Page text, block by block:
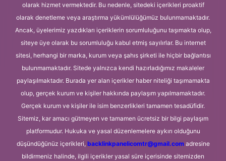
olarak hizmet vermektedir. Bu nedenle, sitedeki içerikleri proaktif
olarak denetleme veya araştırma yükümlülüğümüz bulunmamaktadır.
Ancak, üyelerimiz yazdıkları içeriklerin sorumluluğunu taşımakta olup,
siteye üye olarak bu sorumluluğu kabul etmiş sayılırlar. Bu internet
sitesi, herhangi bir marka, kurum veya şahıs şirketi ile hiçbir bağlantısı
bulunmamaktadır. Sitede yalnızca kendi hazırladığımız makaleler
paylaşılmaktadır. Burada yer alan içerikler haber niteliği taşımamakta
olup, gerçek kurum ve kişiler hakkında paylaşım yapılmamaktadır.
Gerçek kurum ve kişiler ile isim benzerlikleri tamamen tesadüfidir.
Sitemiz, kar amacı gütmeyen ve tamamen ücretsiz bir bilgi paylaşım
platformudur. Hukuka ve yasal düzenlemelere aykırı olduğunu
düşündüğünüz içerikleri, backlinkpanelicomtr@gmail.comadresine
bildirmeniz halinde, ilgili içerikler yasal süre içerisinde sitemizden